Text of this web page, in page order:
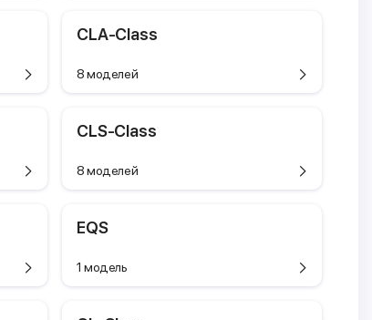
CLA-Class
8 моделей
CLS-Class
8 моделей
EQS
1 модель